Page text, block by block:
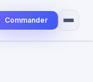
Commander